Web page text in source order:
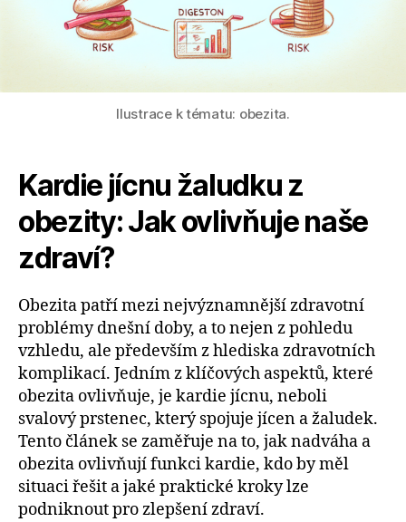
Ilustrace k tématu: obezita.
Kardie jícnu žaludku z
obezity: Jak ovlivňuje naše
zdraví?
Obezita patří mezi nejvýznamnější zdravotní
problémy dnešní doby, a to nejen z pohledu
vzhledu, ale především z hlediska zdravotních
komplikací. Jedním z klíčových aspektů, které
obezita ovlivňuje, je kardie jícnu, neboli
svalový prstenec, který spojuje jícen a žaludek.
Tento článek se zaměřuje na to, jak nadváha a
obezita ovlivňují funkci kardie, kdo by měl
situaci řešit a jaké praktické kroky lze
podniknout pro zlepšení zdraví.